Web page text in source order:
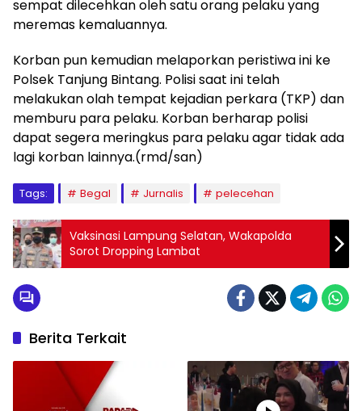
sempat dilecehkan oleh satu orang pelaku yang
meremas kemaluannya.
Korban pun kemudian melaporkan peristiwa ini ke
Polsek Tanjung Bintang. Polisi saat ini telah
melakukan olah tempat kejadian perkara (TKP) dan
memburu para pelaku. Korban berharap polisi
dapat segera meringkus para pelaku agar tidak ada
lagi korban lainnya.(rmd/san)
Tags: Begal Jurnalis pelecehan
Vaksinasi Lampung Selatan, Wakapolda
Sorot Dropping Lambat
Berita Terkait